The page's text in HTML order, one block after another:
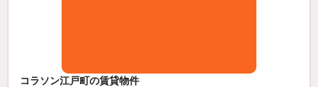
コラソン江戸町の賃貸物件